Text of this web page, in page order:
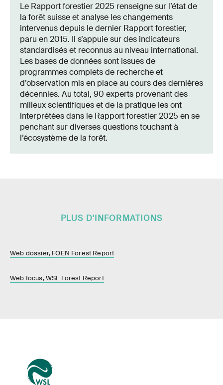
Le Rapport forestier 2025 renseigne sur l’état de
la forêt suisse et analyse les changements
intervenus depuis le dernier Rapport forestier,
paru en 2015. Il s’appuie sur des indicateurs
standardisés et reconnus au niveau international.
Les bases de données sont issues de
programmes complets de recherche et
d’observation mis en place au cours des dernières
décennies. Au total, 90 experts provenant des
milieux scientifiques et de la pratique les ont
interprétées dans le Rapport forestier 2025 en se
penchant sur diverses questions touchant à
l’écosystème de la forêt.
PLUS D'INFORMATIONS
Web dossier, FOEN Forest Report
Web focus, WSL Forest Report